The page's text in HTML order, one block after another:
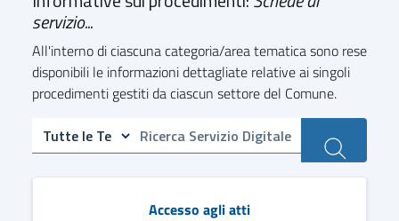
servizio...
All'interno di ciascuna categoria/area tematica sono rese
disponibili le informazioni dettagliate relative ai singoli
procedimenti gestiti da ciascun settore del Comune.
Accesso agli atti